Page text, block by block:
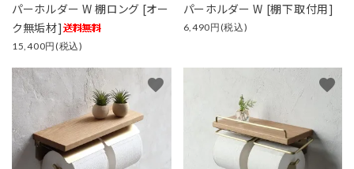
パーホルダー W 棚ロング [オー
ク無垢材]
15,400円(税込)
パーホルダー W [棚下取付用]
6,490円(税込)
favorite favorite